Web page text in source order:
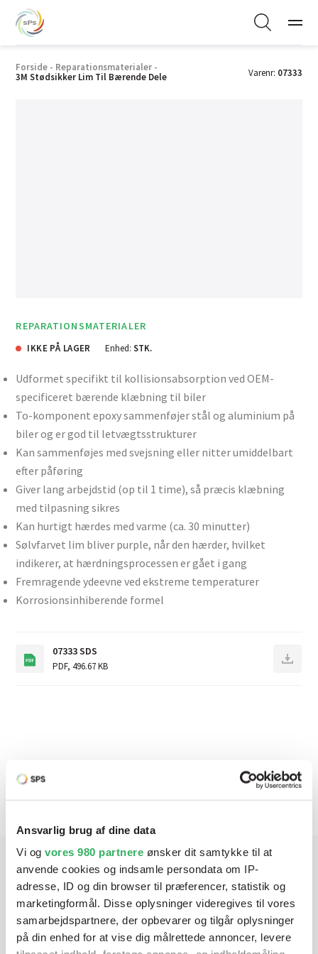
Ansvarlig brug af dine data
Vi og vores 980 partnere ønsker dit samtykke til at
anvende cookies og indsamle persondata om IP-
adresse, ID og din browser til præferencer, statistik og
marketingformål. Disse oplysninger videregives til vores
samarbejdspartnere, der opbevarer og tilgår oplysninger
på din enhed for at vise dig målrettede annoncer, levere
Forside - Reparationsmaterialer -
3M Stødsikker Lim Til Bærende Dele
Varenr: 07333
REPARATIONSMATERIALER
IKKE PÅ LAGER Enhed: STK.
Udformet specifikt til kollisionsabsorption ved OEM-
specificeret bærende klæbning til biler
To-komponent epoxy sammenføjer stål og aluminium på
biler og er god til letvægtsstrukturer
Kan sammenføjes med svejsning eller nitter umiddelbart
efter påføring
Giver lang arbejdstid (op til 1 time), så præcis klæbning
med tilpasning sikres
Kan hurtigt hærdes med varme (ca. 30 minutter)
Sølvfarvet lim bliver purple, når den hærder, hvilket
indikerer, at hærdningsprocessen er gået i gang
Fremragende ydeevne ved ekstreme temperaturer
Korrosionsinhiberende formel
07333 SDS
PDF,496.67 KB
Produktbeskrivelse
Har du brug for hjælp? Vi sidder
klar ved telefonen
Vi tilbyder et bredt sortiment af produkter til